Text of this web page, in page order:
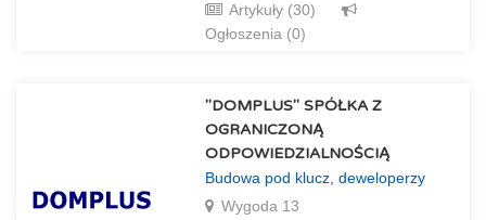
Artykuły (30)
Ogłoszenia (0)
"DOMPLUS" SPÓŁKA Z
OGRANICZONĄ
ODPOWIEDZIALNOŚCIĄ
Budowa pod klucz, deweloperzy
Wygoda 13